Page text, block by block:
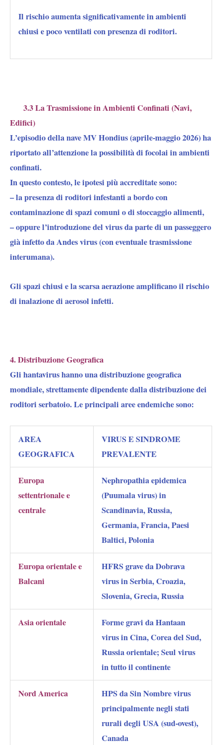
Il rischio aumenta significativamente in ambienti
chiusi e poco ventilati con presenza di roditori.
3.3 La Trasmissione in Ambienti Confinati (Navi,
Edifici)
L’episodio della nave MV Hondius (aprile-maggio 2026)ha
riportato all’attenzione la possibilità di focolai in ambienti
confinati.
In questo contesto, le ipotesi più accreditate sono:
– lapresenza di roditori infestanti a bordo con
contaminazione di spazi comuni o di stoccaggio alimenti,
– oppurel’introduzione del virus da parte di un passeggero
già infetto da Andes virus (con eventuale trasmissione
interumana).
Gli spazi chiusi e la scarsa aerazione amplificano il rischio
di inalazione di aerosol infetti.
4. Distribuzione Geografica
Gli hantavirus hanno una distribuzione geografica
mondiale, strettamente dipendente dalla distribuzione dei
roditori serbatoio. Le principali aree endemiche sono:
AREA
GEOGRAFICA
VIRUS E SINDROME
PREVALENTE
Europa
settentrionale e
centrale
Nephropathia epidemica
(Puumala virus) in
Scandinavia, Russia,
Germania, Francia, Paesi
Baltici, Polonia
Europa orientale e
Balcani
HFRS grave da Dobrava
virus in Serbia, Croazia,
Slovenia, Grecia, Russia
Asia orientale
Forme gravi da Hantaan
virus in Cina, Corea del Sud,
Russia orientale; Seul virus
in tutto il continente
Nord America
HPS da Sin Nombre virus
principalmente negli stati
rurali degli USA (sud-ovest),
Canada